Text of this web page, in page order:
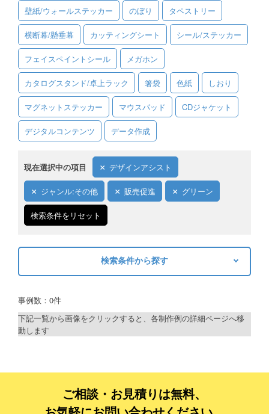
資料をダウンロード
ご利用規約
お見積り・お問合せ
壁紙/ウォールステッカー のぼり タペストリー
横断幕/懸垂幕 カッティングシート シール/ステッカー
フェイスペイントシール メガホン
カタログスタンド/卓上ラック 箸袋 色紙 しおり
マグネットステッカー マウスパッド CDジャケット
デジタルコンテンツ データ作成
現在選択中の項目 デザインアシスト
ジャンル:その他 販売促進 グリーン
検索条件をリセット
検索条件から探す
制作プランで探す
ベーシックコース
シルバーコース
事例数：0件
下記一覧から画像をクリックすると、各制作例の詳細ページへ移
動します
ご相談・お見積りは無料、